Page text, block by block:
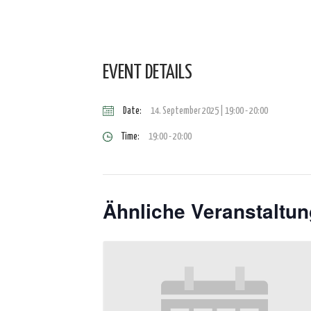
EVENT DETAILS
Date: 14. September 2025 | 19:00-20:00
Time: 19:00 - 20:00
Ähnliche